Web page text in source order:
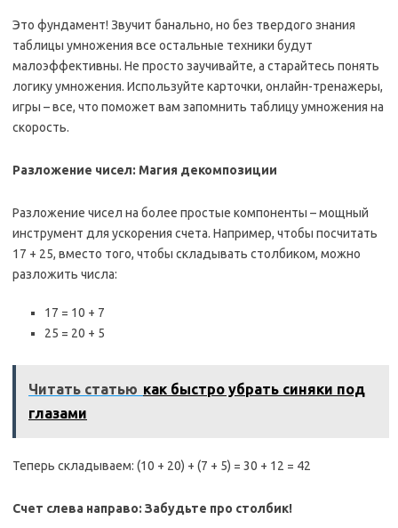
Это фундамент! Звучит банально, но без твердого знания
таблицы умножения все остальные техники будут
малоэффективны. Не просто заучивайте, а старайтесь понять
логику умножения. Используйте карточки, онлайн-тренажеры,
игры – все, что поможет вам запомнить таблицу умножения на
скорость.
Разложение чисел: Магия декомпозиции
Разложение чисел на более простые компоненты – мощный
инструмент для ускорения счета. Например, чтобы посчитать
17 + 25, вместо того, чтобы складывать столбиком, можно
разложить числа:
17 = 10 + 7
25 = 20 + 5
Читать статью как быстро убрать синяки под
глазами
Теперь складываем: (10 + 20) + (7 + 5) = 30 + 12 = 42
Счет слева направо: Забудьте про столбик!